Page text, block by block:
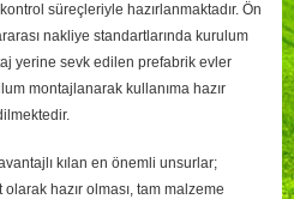
süreçleriyle hazırlanmaktadır. Ön
nakliye standartlarında kurulum
yerine sevk edilen prefabrik evler
montajlanarak kullanıma hazır
kılan en önemli unsurlar;
hazır olması, tam malzeme